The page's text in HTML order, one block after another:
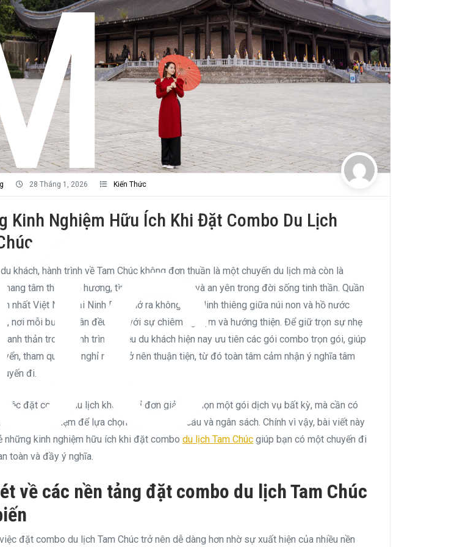
28 Tháng 1, 2026 Kiến Thức
Kinh Nghiệm Hữu Ích Khi Đặt Combo Du Lịch
khách, hành trình về Tam Chúc không đơn thuần là một chuyến du lịch mà còn là
tâm thế hành hương, tìm về sự tĩnh lặng và an yên trong đời sống tinh thần. Quần
nhất Việt Nam tại Ninh Bình mở ra không gian linh thiêng giữa núi non và hồ nước
nơi mỗi bước chân đều gắn với sự chiêm nghiệm và hướng thiện. Để giữ trọn sự nhẹ
thản trong hành trình, nhiều du khách hiện nay ưu tiên các gói combo trọn gói, giúp
tham quan và nghỉ ngơi trở nên thuận tiện, từ đó toàn tâm cảm nhận ý nghĩa tâm
đi.
việc đặt combo du lịch không chỉ đơn giản là chọn một gói dịch vụ bất kỳ, mà cần có
và kinh nghiệm để lựa chọn đúng với nhu cầu và ngân sách. Chính vì vậy, bài viết này
những kinh nghiệm hữu ích khi đặt combo du lịch Tam Chúc giúp bạn có một chuyến đi
toàn và đầy ý nghĩa.
về các nền tảng đặt combo du lịch Tam Chúc
đặt combo du lịch Tam Chúc trở nên dễ dàng hơn nhờ sự xuất hiện của nhiều nền